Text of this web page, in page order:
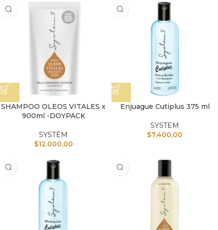
SHAMPOO OLEOS VITALES x
900ml -DOYPACK
SYSTEM
$12.000,00
Enjuague Cutiplus 375 ml
SYSTEM
$7.400,00